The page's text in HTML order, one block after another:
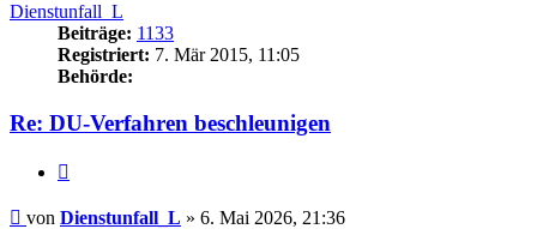
Dienstunfall_L
Beiträge: 1133
Registriert: 7. Mär 2015, 11:05
Behörde:
Re: DU-Verfahren beschleunigen
Beitrag
von Dienstunfall_L » 6. Mai 2026, 21:36